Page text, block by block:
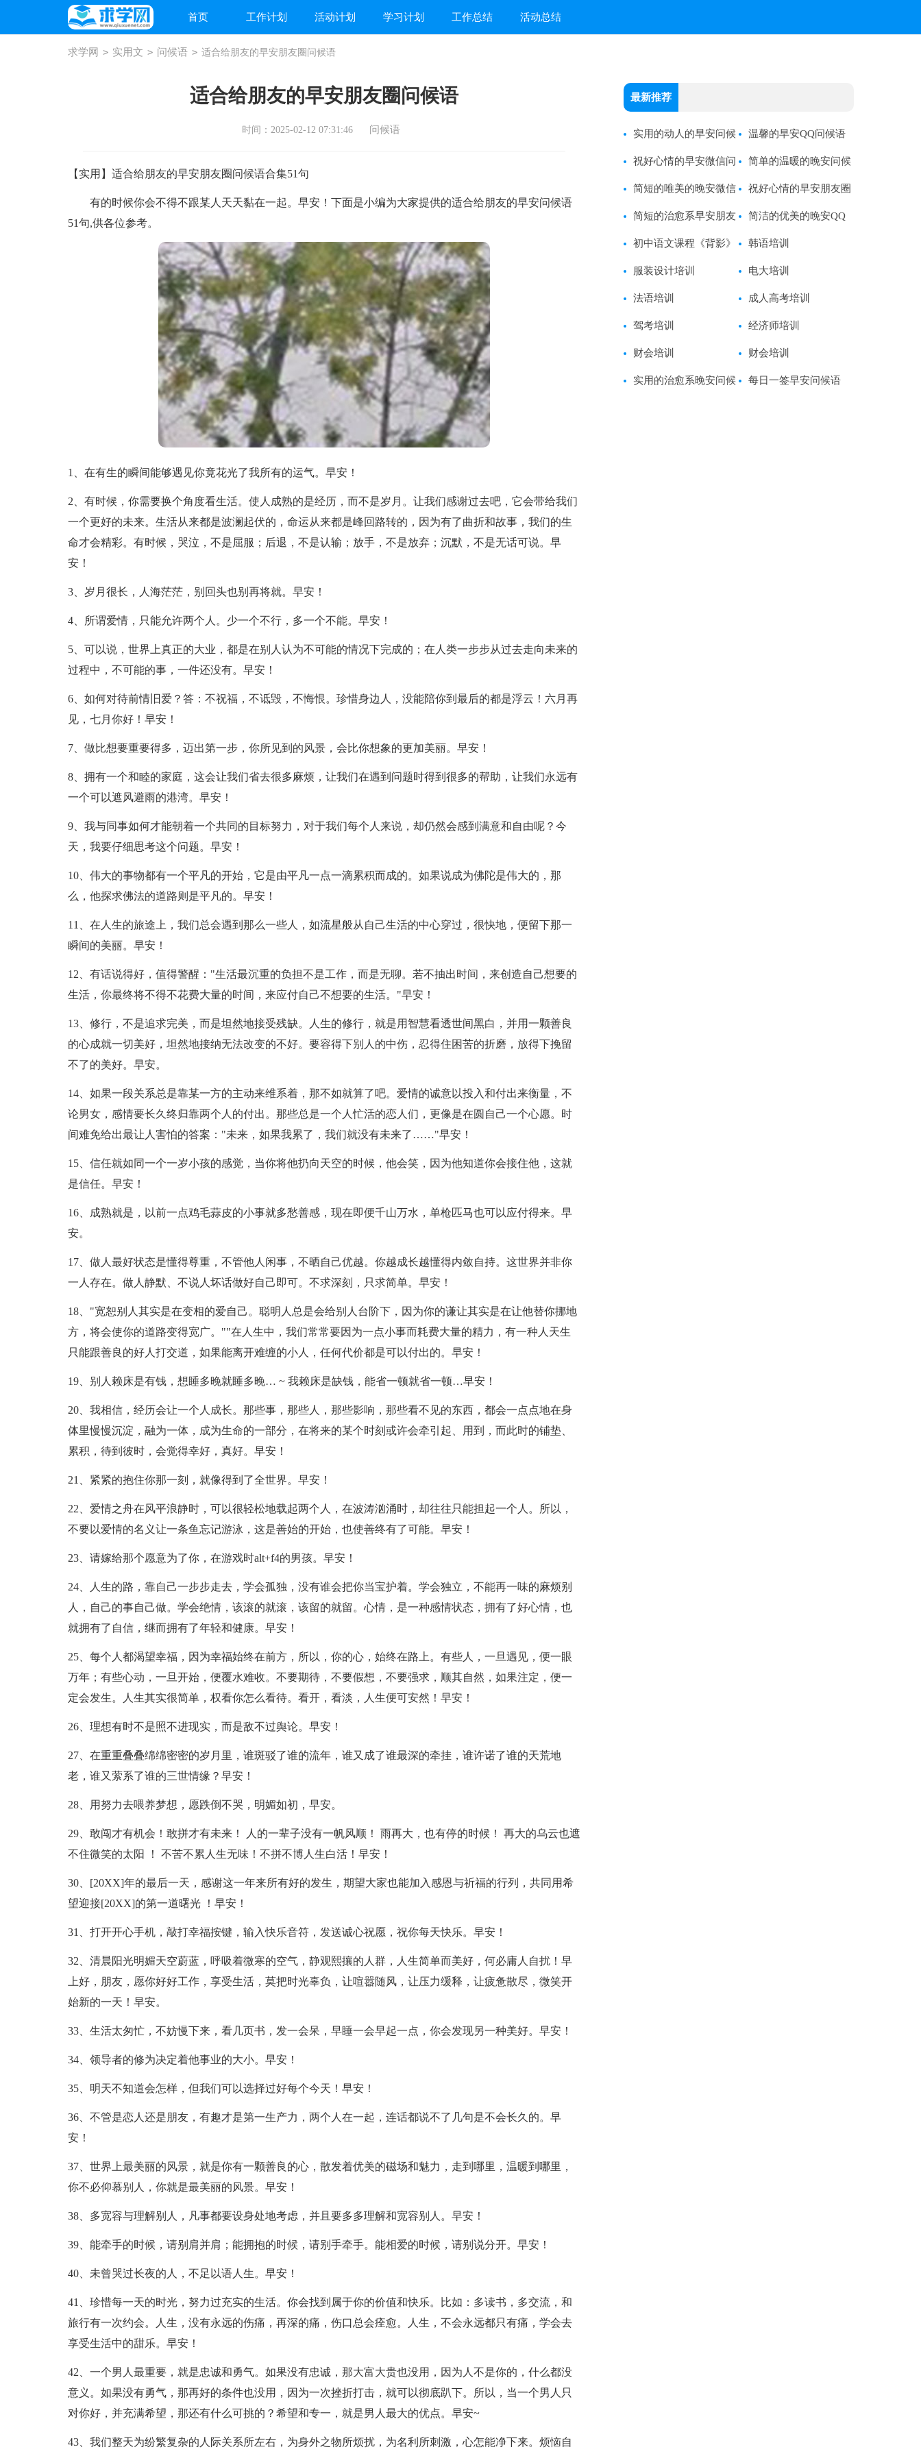
首页 工作计划 活动计划 学习计划 工作总结 活动总结
求学网 > 实用文 > 问候语 > 适合给朋友的早安朋友圈问候语
适合给朋友的早安朋友圈问候语
时间：2025-02-12 07:31:46 问候语
【实用】适合给朋友的早安朋友圈问候语合集51句
有的时候你会不得不跟某人天天黏在一起。早安！下面是小编为大家提供的适合给朋友的早安问候语
51句,供各位参考。
1、在有生的瞬间能够遇见你竟花光了我所有的运气。早安！
2、有时候，你需要换个角度看生活。使人成熟的是经历，而不是岁月。让我们感谢过去吧，它会带给我们
一个更好的未来。生活从来都是波澜起伏的，命运从来都是峰回路转的，因为有了曲折和故事，我们的生
命才会精彩。有时候，哭泣，不是屈服；后退，不是认输；放手，不是放弃；沉默，不是无话可说。早
安！
3、岁月很长，人海茫茫，别回头也别再将就。早安！
4、所谓爱情，只能允许两个人。少一个不行，多一个不能。早安！
5、可以说，世界上真正的大业，都是在别人认为不可能的情况下完成的；在人类一步步从过去走向未来的
过程中，不可能的事，一件还没有。早安！
6、如何对待前情旧爱？答：不祝福，不诋毁，不悔恨。珍惜身边人，没能陪你到最后的都是浮云！六月再
见，七月你好！早安！
7、做比想要重要得多，迈出第一步，你所见到的风景，会比你想象的更加美丽。早安！
8、拥有一个和睦的家庭，这会让我们省去很多麻烦，让我们在遇到问题时得到很多的帮助，让我们永远有
一个可以遮风避雨的港湾。早安！
9、我与同事如何才能朝着一个共同的目标努力，对于我们每个人来说，却仍然会感到满意和自由呢？今
天，我要仔细思考这个问题。早安！
10、伟大的事物都有一个平凡的开始，它是由平凡一点一滴累积而成的。如果说成为佛陀是伟大的，那
么，他探求佛法的道路则是平凡的。早安！
11、在人生的旅途上，我们总会遇到那么一些人，如流星般从自己生活的中心穿过，很快地，便留下那一
瞬间的美丽。早安！
12、有话说得好，值得警醒："生活最沉重的负担不是工作，而是无聊。若不抽出时间，来创造自己想要的
生活，你最终将不得不花费大量的时间，来应付自己不想要的生活。"早安！
13、修行，不是追求完美，而是坦然地接受残缺。人生的修行，就是用智慧看透世间黑白，并用一颗善良
的心成就一切美好，坦然地接纳无法改变的不好。要容得下别人的中伤，忍得住困苦的折磨，放得下挽留
不了的美好。早安。
14、如果一段关系总是靠某一方的主动来维系着，那不如就算了吧。爱情的诚意以投入和付出来衡量，不
论男女，感情要长久终归靠两个人的付出。那些总是一个人忙活的恋人们，更像是在圆自己一个心愿。时
间难免给出最让人害怕的答案："未来，如果我累了，我们就没有未来了……"早安！
15、信任就如同一个一岁小孩的感觉，当你将他扔向天空的时候，他会笑，因为他知道你会接住他，这就
是信任。早安！
16、成熟就是，以前一点鸡毛蒜皮的小事就多愁善感，现在即便千山万水，单枪匹马也可以应付得来。早
安。
17、做人最好状态是懂得尊重，不管他人闲事，不晒自己优越。你越成长越懂得内敛自持。这世界并非你
一人存在。做人静默、不说人坏话做好自己即可。不求深刻，只求简单。早安！
18、"宽恕别人其实是在变相的爱自己。聪明人总是会给别人台阶下，因为你的谦让其实是在让他替你挪地
方，将会使你的道路变得宽广。""在人生中，我们常常要因为一点小事而耗费大量的精力，有一种人天生
只能跟善良的好人打交道，如果能离开难缠的小人，任何代价都是可以付出的。早安！
19、别人赖床是有钱，想睡多晚就睡多晚… ~ 我赖床是缺钱，能省一顿就省一顿…早安！
20、我相信，经历会让一个人成长。那些事，那些人，那些影响，那些看不见的东西，都会一点点地在身
体里慢慢沉淀，融为一体，成为生命的一部分，在将来的某个时刻或许会牵引起、用到，而此时的铺垫、
累积，待到彼时，会觉得幸好，真好。早安！
21、紧紧的抱住你那一刻，就像得到了全世界。早安！
22、爱情之舟在风平浪静时，可以很轻松地载起两个人，在波涛汹涌时，却往往只能担起一个人。所以，
不要以爱情的名义让一条鱼忘记游泳，这是善始的开始，也使善终有了可能。早安！
23、请嫁给那个愿意为了你，在游戏时alt+f4的男孩。早安！
24、人生的路，靠自己一步步走去，学会孤独，没有谁会把你当宝护着。学会独立，不能再一味的麻烦别
人，自己的事自己做。学会绝情，该滚的就滚，该留的就留。心情，是一种感情状态，拥有了好心情，也
就拥有了自信，继而拥有了年轻和健康。早安！
25、每个人都渴望幸福，因为幸福始终在前方，所以，你的心，始终在路上。有些人，一旦遇见，便一眼
万年；有些心动，一旦开始，便覆水难收。不要期待，不要假想，不要强求，顺其自然，如果注定，便一
定会发生。人生其实很简单，权看你怎么看待。看开，看淡，人生便可安然！早安！
26、理想有时不是照不进现实，而是敌不过舆论。早安！
27、在重重叠叠绵绵密密的岁月里，谁斑驳了谁的流年，谁又成了谁最深的牵挂，谁许诺了谁的天荒地
老，谁又萦系了谁的三世情缘？早安！
28、用努力去喂养梦想，愿跌倒不哭，明媚如初，早安。
29、敢闯才有机会！敢拼才有未来！ 人的一辈子没有一帆风顺！ 雨再大，也有停的时候！ 再大的乌云也遮
不住微笑的太阳 ！ 不苦不累人生无味！不拼不博人生白活！早安！
30、[20XX]年的最后一天，感谢这一年来所有好的发生，期望大家也能加入感恩与祈福的行列，共同用希
望迎接[20XX]的第一道曙光 ！早安！
31、打开开心手机，敲打幸福按键，输入快乐音符，发送诚心祝愿，祝你每天快乐。早安！
32、清晨阳光明媚天空蔚蓝，呼吸着微寒的空气，静观熙攘的人群，人生简单而美好，何必庸人自扰！早
上好，朋友，愿你好好工作，享受生活，莫把时光辜负，让喧嚣随风，让压力缓释，让疲惫散尽，微笑开
始新的一天！早安。
33、生活太匆忙，不妨慢下来，看几页书，发一会呆，早睡一会早起一点，你会发现另一种美好。早安！
34、领导者的修为决定着他事业的大小。早安！
35、明天不知道会怎样，但我们可以选择过好每个今天！早安！
36、不管是恋人还是朋友，有趣才是第一生产力，两个人在一起，连话都说不了几句是不会长久的。早
安！
37、世界上最美丽的风景，就是你有一颗善良的心，散发着优美的磁场和魅力，走到哪里，温暖到哪里，
你不必仰慕别人，你就是最美丽的风景。早安！
38、多宽容与理解别人，凡事都要设身处地考虑，并且要多多理解和宽容别人。早安！
39、能牵手的时候，请别肩并肩；能拥抱的时候，请别手牵手。能相爱的时候，请别说分开。早安！
40、未曾哭过长夜的人，不足以语人生。早安！
41、珍惜每一天的时光，努力过充实的生活。你会找到属于你的价值和快乐。比如：多读书，多交流，和
旅行有一次约会。人生，没有永远的伤痛，再深的痛，伤口总会痊愈。人生，不会永远都只有痛，学会去
享受生活中的甜乐。早安！
42、一个男人最重要，就是忠诚和勇气。如果没有忠诚，那大富大贵也没用，因为人不是你的，什么都没
意义。如果没有勇气，那再好的条件也没用，因为一次挫折打击，就可以彻底趴下。所以，当一个男人只
对你好，并充满希望，那还有什么可挑的？希望和专一，就是男人最大的优点。早安~
43、我们整天为纷繁复杂的人际关系所左右，为身外之物所烦扰，为名利所刺激，心怎能净下来。烦恼自
最新推荐
实用的动人的早安问候
语短信50条
温馨的早安QQ问候语
59条
祝好心情的早安微信问
候语
简单的温暖的晚安问候
语
简短的唯美的晚安微信
问候语79条
祝好心情的早安朋友圈
问候语
简短的治愈系早安朋友
圈问候语25条
简洁的优美的晚安QQ
问候语49条
初中语文课程《背影》
教学设计范文
韩语培训
服装设计培训 电大培训
法语培训 成人高考培训
驾考培训 经济师培训
财会培训 财会培训
实用的治愈系晚安问候 每日一签早安问候语